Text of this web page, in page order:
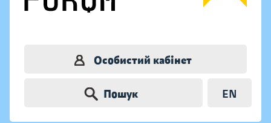
Особистий кабінет
Пошук EN